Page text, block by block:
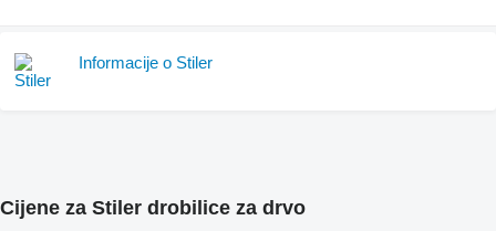
Informacije o Stiler
Cijene za Stiler drobilice za drvo